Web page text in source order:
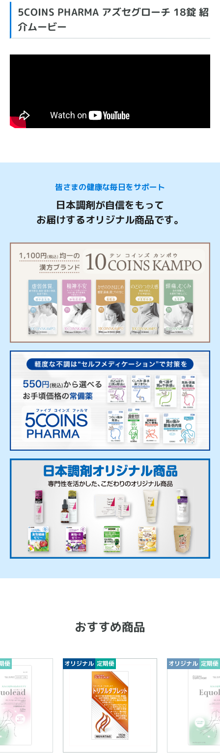
5COINS PHARMA アズセグローチ 18錠 紹
介ムービー
皆さまの健康な毎日をサポート
日本調剤が自信をもって
お届けするオリジナル商品です。
おすすめ商品
便 オリジナル 定期便 オリジナル 定期便